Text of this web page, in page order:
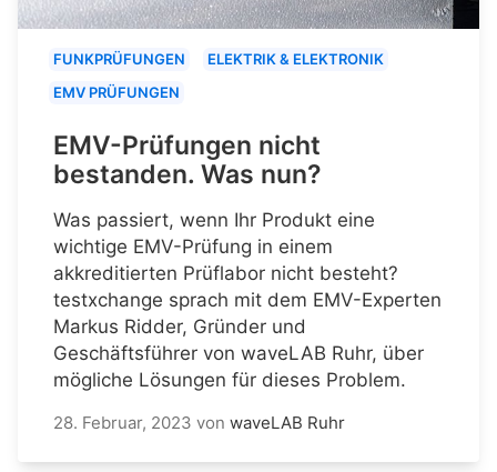
FUNKPRÜFUNGEN
ELEKTRIK & ELEKTRONIK
EMV PRÜFUNGEN
EMV-Prüfungen nicht
bestanden. Was nun?
Was passiert, wenn Ihr Produkt eine
wichtige EMV-Prüfung in einem
akkreditierten Prüflabor nicht besteht?
testxchange sprach mit dem EMV-Experten
Markus Ridder, Gründer und
Geschäftsführer von waveLAB Ruhr, über
mögliche Lösungen für dieses Problem.
28. Februar, 2023 von waveLAB Ruhr